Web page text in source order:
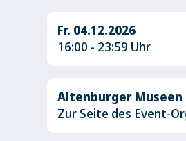
Fr. 04.12.2026
16:00 - 23:59 Uhr
Altenburger Museen
Zur Seite des Event-